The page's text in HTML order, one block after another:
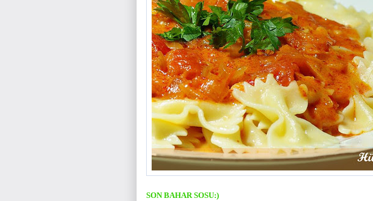
SON BAHAR SOSU:)